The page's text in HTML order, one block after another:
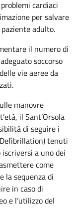
cardiaci
per salvare
adulto.
il numero di
soccorso
vie aeree da
manovre
il Sant’Orsola
di seguire i
tenuti
a uno dei
come
la sequenza di
in caso di
e l’utilizzo del